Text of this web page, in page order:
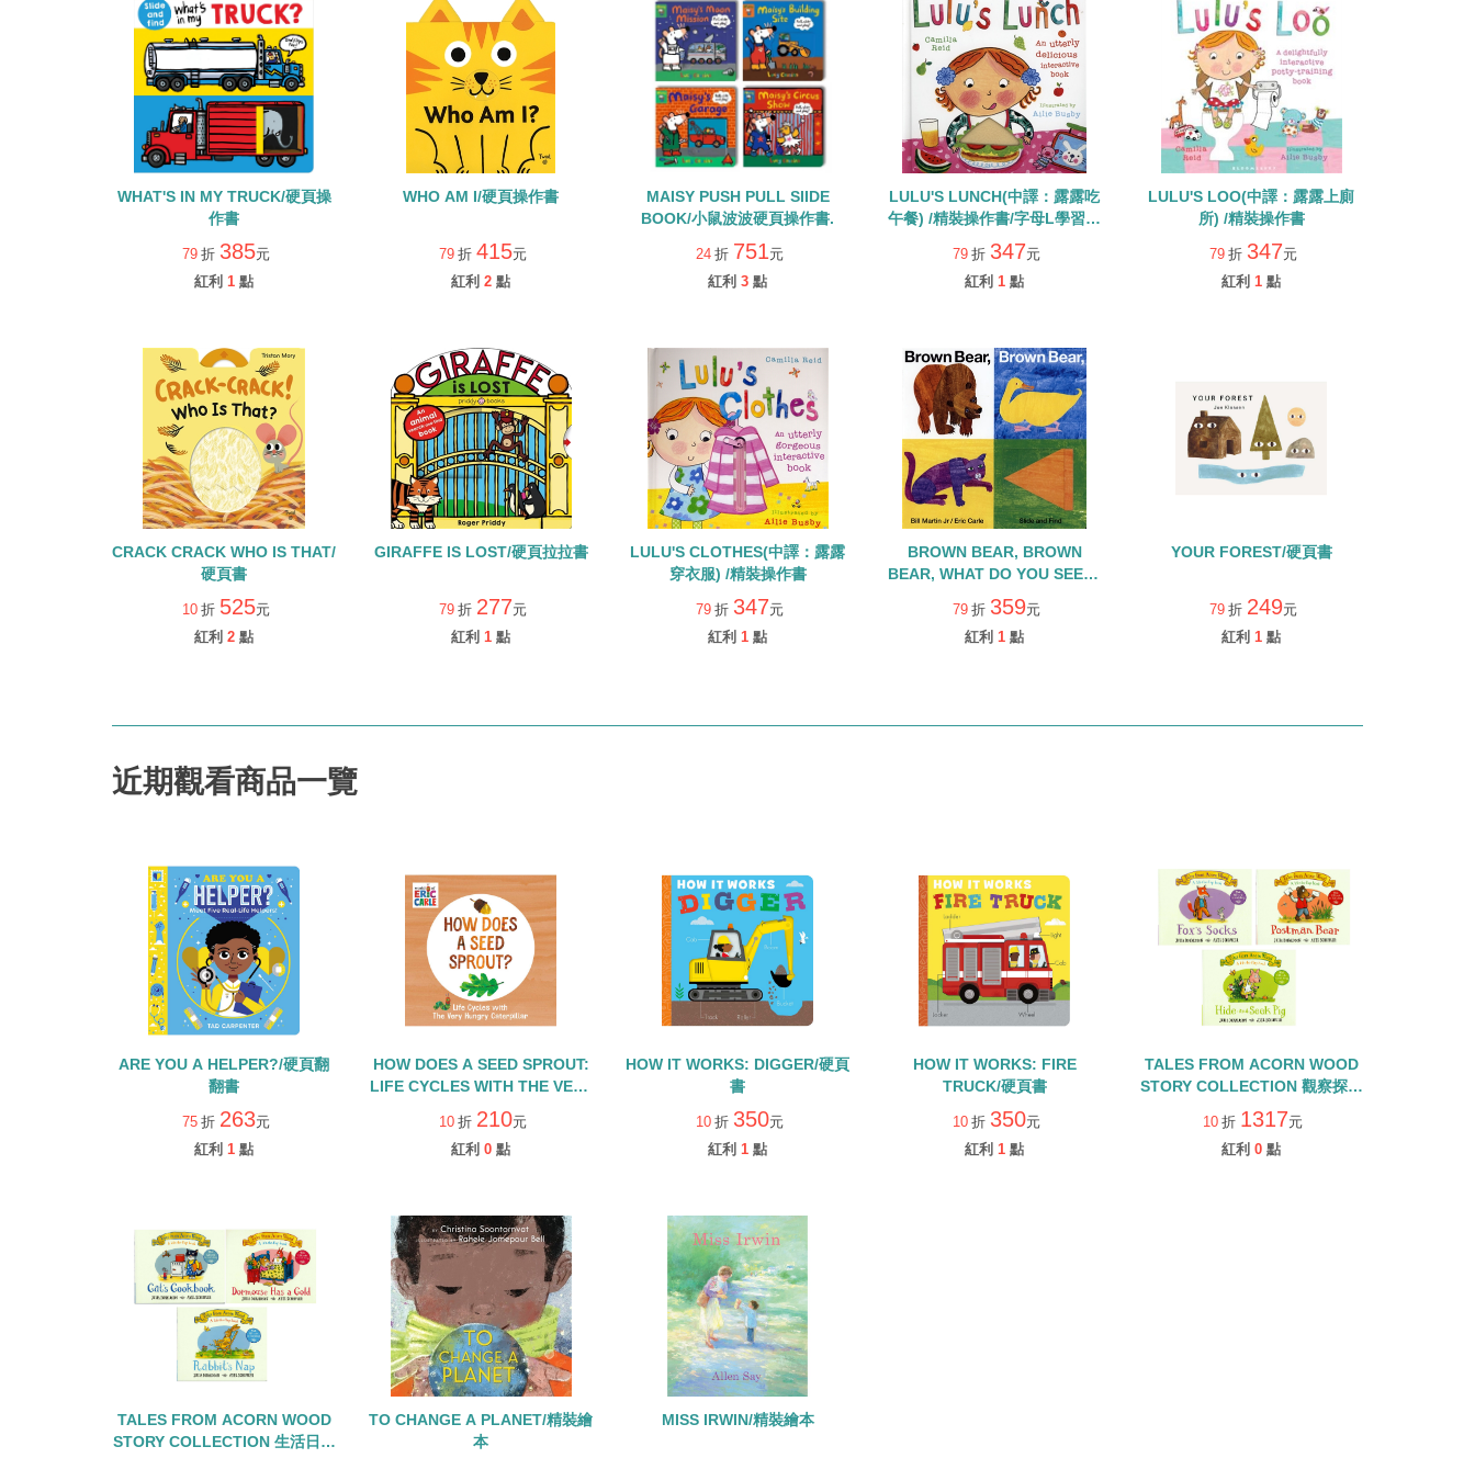
WHAT'S IN MY TRUCK/硬頁操
作書
79 折 385元
紅利 1 點
WHO AM I/硬頁操作書
79 折 415元
紅利 2 點
MAISY PUSH PULL SIIDE
BOOK/小鼠波波硬頁操作書.
24 折 751元
紅利 3 點
LULU'S LUNCH(中譯：露露吃
午餐) /精裝操作書/字母L學習繪
本
79 折 347元
紅利 1 點
LULU'S LOO(中譯：露露上廁
所) /精裝操作書
79 折 347元
紅利 1 點
CRACK CRACK WHO IS THAT/
硬頁書
10 折 525元
紅利 2 點
GIRAFFE IS LOST/硬頁拉拉書
79 折 277元
紅利 1 點
LULU'S CLOTHES(中譯：露露
穿衣服) /精裝操作書
79 折 347元
紅利 1 點
BROWN BEAR, BROWN
BEAR, WHAT DO YOU SEE? /
硬頁操作書
79 折 359元
紅利 1 點
YOUR FOREST/硬頁書
79 折 249元
紅利 1 點
近期觀看商品一覽
ARE YOU A HELPER?/硬頁翻
翻書
75 折 263元
紅利 1 點
HOW DOES A SEED SPROUT:
LIFE CYCLES WITH THE VERY
HUNGRY CATERPILLAR/硬頁
書
10 折 210元
紅利 0 點
HOW IT WORKS: DIGGER/硬頁
書
10 折 350元
紅利 1 點
HOW IT WORKS: FIRE
TRUCK/硬頁書
10 折 350元
紅利 1 點
TALES FROM ACORN WOOD
STORY COLLECTION 觀察探索
組/硬頁翻翻書+QR CODE
10 折 1317元
紅利 0 點
TALES FROM ACORN WOOD
STORY COLLECTION 生活日常
TO CHANGE A PLANET/精裝繪
本
MISS IRWIN/精裝繪本